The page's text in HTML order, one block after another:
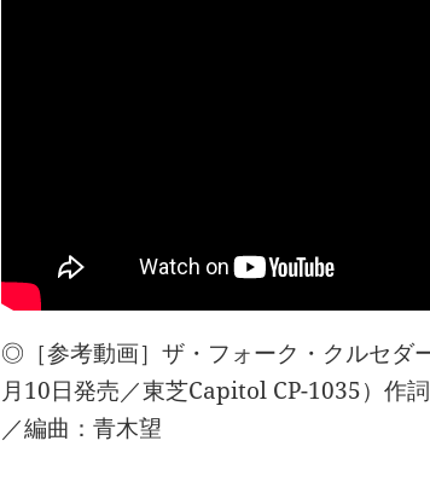
◎［参考動画］ザ・フォーク・クルセダ
月10日発売／東芝Capitol CP-1035）作
／編曲：青木望